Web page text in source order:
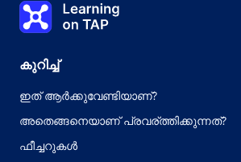
Learning on TAP - വീട്
കുറിച്ച്
ഇത് ആർക്കുവേണ്ടിയാണ്?
അതെങ്ങനെയാണ് പ്രവര്ത്തിക്കുന്നത്?
ഫീച്ചറുകൾ